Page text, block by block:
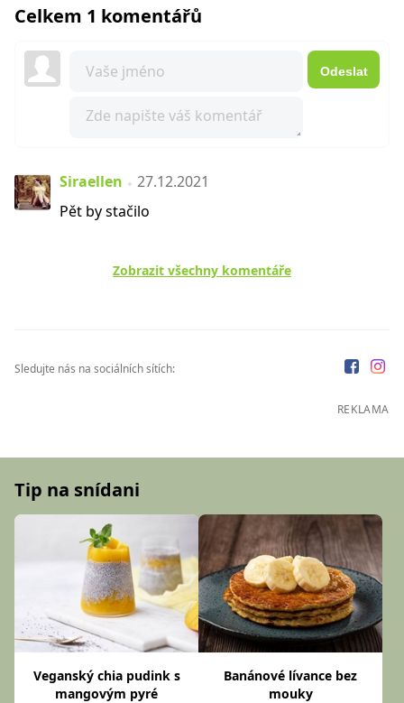
Celkem 1 komentářů
Odeslat
Siraellen
27.12.2021
Pět by stačilo
Zobrazit všechny komentáře
Sledujte nás na sociálních sítích:
REKLAMA
Tip na snídani
Veganský chia pudink s
mangovým pyré
Banánové lívance bez
mouky